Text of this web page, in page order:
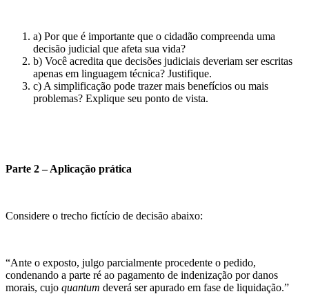
a) Por que é importante que o cidadão compreenda uma
decisão judicial que afeta sua vida?
b) Você acredita que decisões judiciais deveriam ser escritas
apenas em linguagem técnica? Justifique.
c) A simplificação pode trazer mais benefícios ou mais
problemas? Explique seu ponto de vista.
Parte 2 – Aplicação prática
Considere o trecho fictício de decisão abaixo:
“Ante o exposto, julgo parcialmente procedente o pedido,
condenando a parte ré ao pagamento de indenização por danos
morais, cujo quantum deverá ser apurado em fase de liquidação.”